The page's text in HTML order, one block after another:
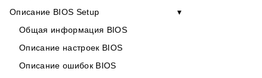
Описание BIOS Setup
Общая информация BIOS
Описание настроек BIOS
Описание ошибок BIOS